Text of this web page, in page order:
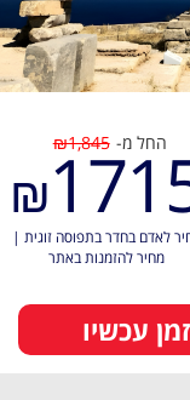
החל מ- ₪1,845
₪
לאדם בחדר בתפוסה זוגית |
מחיר להזמנות באתר
עכשיו